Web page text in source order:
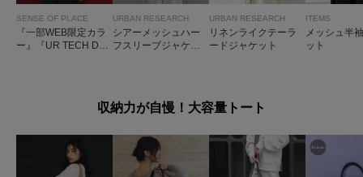
SENSE OF PLACE
『一部WEB限定カラ
ー』『UR TECH DR
URBAN RESEARCH
シアーメッシュハー
フスリーブジャケッ
URBAN RESEARCH
リネンライクテーラ
ードジャケット
ITEMS
メッシュ半
ット
収納力が自慢！大容量トート